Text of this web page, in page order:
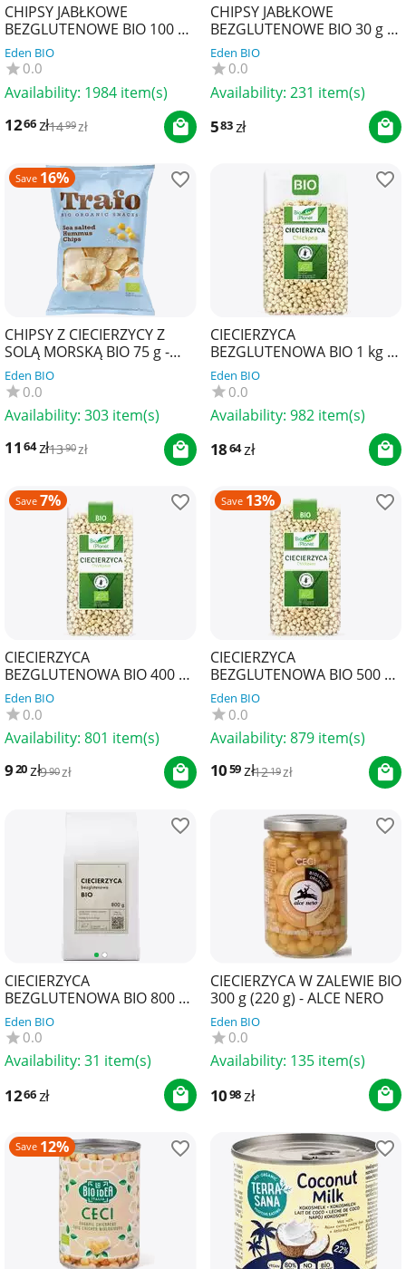
CHIPSY JABŁKOWE
BEZGLUTENOWE BIO 100 g -
BIO PLANET
Eden BIO
0.0
Availability: 1984 item(s)
1266zł1499 zł
CHIPSY JABŁKOWE
BEZGLUTENOWE BIO 30 g -
BIOMINKI
Eden BIO
0.0
Availability: 231 item(s)
583zł
Save 16%
CHIPSY Z CIECIERZYCY Z
SOLĄ MORSKĄ BIO 75 g -
TRAFO
Eden BIO
0.0
Availability: 303 item(s)
11 64zł1390zł
CIECIERZYCA
BEZGLUTENOWA BIO 1 kg -
BIO PLANET
Eden BIO
0.0
Availability: 982 item(s)
1864zł
Save 7%
CIECIERZYCA
BEZGLUTENOWA BIO 400 g -
BIO PLANET
Eden BIO
0.0
Availability: 801 item(s)
920zł990zł
Save 13%
CIECIERZYCA
BEZGLUTENOWA BIO 500 g -
BIO PLANET
Eden BIO
0.0
Availability: 879 item(s)
1059zł1219zł
CIECIERZYCA
BEZGLUTENOWA BIO 800 g -
THE PLANET
Eden BIO
0.0
Availability: 31 item(s)
1266zł
CIECIERZYCA W ZALEWIE BIO
300 g (220 g) - ALCE NERO
Eden BIO
0.0
Availability: 135 item(s)
1098zł
Save 12%